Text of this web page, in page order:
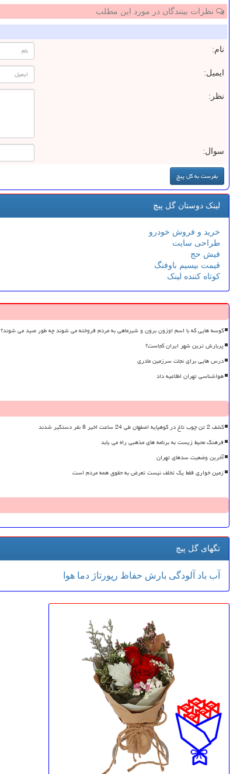
نظرات بینندگان در مورد این مطلب
نام:
ایمیل:
نظر:
سوال:
لینک دوستان گل پیچ
خرید و فروش خودرو
طراحی سایت
فیش حج
قیمت بیسیم باوفنگ
کوتاه کننده لینک
کوسه هایی که با اسم اوزون برون و شیرماهی به مردم فروخته می شوند چه طور صید می شوند؟
پربارش ترین شهر ایران کجاست؟
درس هایی برای نجات سرزمین مادری
هواشناسی تهران اطلاعیه داد
کشف 2 تن چوب تاغ در کوهپایه اصفهان طی 24 ساعت اخیر 8 نفر دستگیر شدند
فرهنگ محیط زیست به برنامه های مذهبی راه می یابد
آخرین وضعیت سدهای تهران
زمین خواری فقط یک تخلف نیست تعرض به حقوق همه مردم است
تگهای گل پیچ
آب باد آلودگی بارش حفاظ رپورتاژ دما هوا